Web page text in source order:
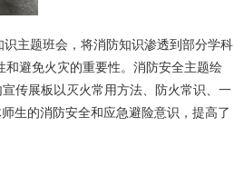
主题班会，将消防知识渗透到部分学科
避免火灾的重要性。消防安全主题绘
传展板以灭火常用方法、防火常识、一
生的消防安全和应急避险意识，提高了